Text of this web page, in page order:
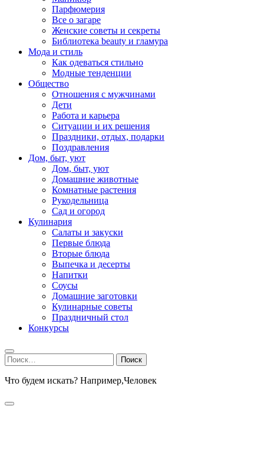
Парфюмерия
Все о загаре
Женские советы и секреты
Библиотека beauty и гламура
Мода и стиль
Как одеваться стильно
Модные тенденции
Общество
Отношения с мужчинами
Дети
Работа и карьера
Ситуации и их решения
Праздники, отдых, подарки
Поздравления
Дом, быт, уют
Дом, быт, уют
Домашние животные
Комнатные растения
Рукодельница
Сад и огород
Кулинария
Салаты и закуски
Первые блюда
Вторые блюда
Выпечка и десерты
Напитки
Соусы
Домашние заготовки
Кулинарные советы
Праздничный стол
Конкурсы
Найти:
Что будем искать? Например,Человек